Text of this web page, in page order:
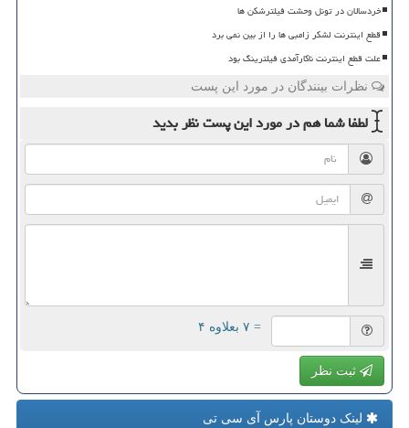
خردسالان در تونل وحشت فیلترشکن ها
قطع اینترنت لشکر زامبی ها را از بین نمی برد
علت قطع اینترنت ناکارآمدی فیلترینگ بود
نظرات بینندگان در مورد این پست
لطفا شما همدر مورد این پستنظر بدید
= ۷ بعلاوه ۴
ثبت نظر
لینک دوستان پارس آی سی تی